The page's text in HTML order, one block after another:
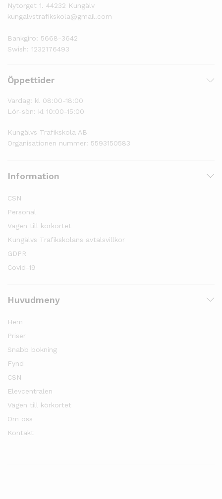
Nytorget 1. 44232 Kungälv
kungalvstrafikskola@gmail.com
Bankgiro: 5668-3642
Swish: 1232176493
Öppettider
Vardag: kl 08:00-18:00
Lör-sön: kl 10:00-15:00
Kungälvs Trafikskola AB
Organisationen nummer: 5593150583
Information
CSN
Personal
Vägen till körkortet
Kungälvs Trafikskolans avtalsvillkor
GDPR
Covid-19
Huvudmeny
Hem
Priser
Snabb bokning
Fynd
CSN
Elevcentralen
Vägen till körkortet
Om oss
Kontakt